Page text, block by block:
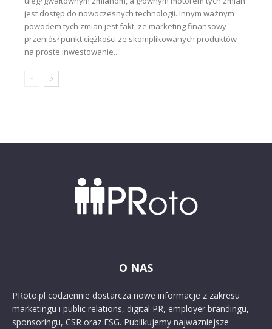
jest dostęp do nowoczesnych technologii. Innym ważnym
powodem tych zmian jest fakt, że marketing finansowy
przeniósł punkt ciężkości ze skomplikowanych produktów
na proste inwestowanie...
O NAS
PRoto.pl codziennie dostarcza nowe informacje z zakresu
marketingu i public relations, digital PR, employer brandingu,
sponsoringu, CSR oraz ESG. Publikujemy najważniejsze